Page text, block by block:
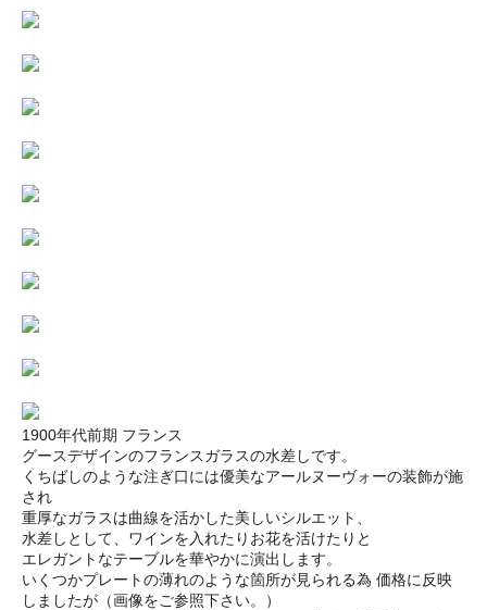
1900年代前期 フランス
グースデザインのフランスガラスの水差しです。
くちばしのような注ぎ口には優美なアールヌーヴォーの装飾が施
され
重厚なガラスは曲線を活かした美しいシルエット、
水差しとして、ワインを入れたりお花を活けたりと
エレガントなテーブルを華やかに演出します。
いくつかプレートの薄れのような箇所が見られる為 価格に反映
しましたが（画像をご参照下さい。）